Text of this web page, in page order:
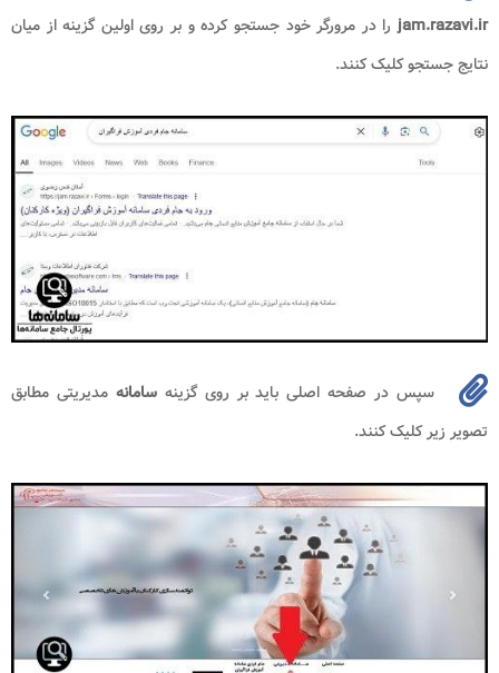
jam.razavi.ir را در مرورگر خود جستجو کرده و بر روی اولین گزینه از میان
نتایج جستجو کلیک کنند.
سپس در صفحه اصلی باید بر روی گزینهسامانهمدیریتی مطابق
تصویر زیر کلیک کنند.